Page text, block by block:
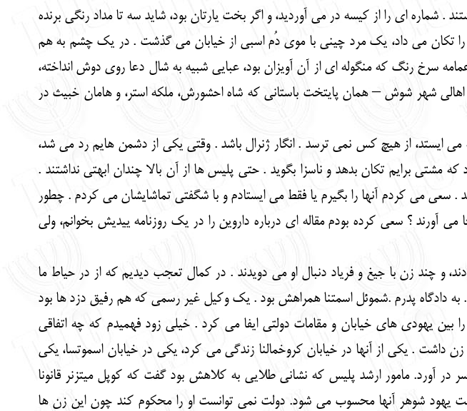
شماره ای را از کیسه در می آوردید، و اگر بخت یارتان بود، شاید سه تا مداد رنگی برنده
تکان می داد، یک مرد چینی با موی دُم اسبی از خیابان می گذشت . در یک چشم به هم
سرخ رنگ که منگوله ای از آن آویزان بود، عبایی شبیه به شال دعا روی دوش انداخته،
اهالی شهر شوش – همان پایتخت باستانی که شاه احشورش، ملکه استر، و هامان خبیث در
ایستد، از هیچ کس نمی ترسد . انگار ژنرال باشد . وقتی یکی از دشمن هایم رد می شد،
مشتی برایم تکان بدهد و ناسزا بگوید . حتی پلیس ها از آن بالا چندان ابهتی نداشتند .
. سعی می کردم آنها را بگیرم یا فقط می ایستادم و با شگفتی تماشایشان می کردم . چطور
آورند ؟ سعی کرده بودم مقاله ای درباره داروین را در یک روزنامه ییدیش بخوانم، ولی
و چند زن با جیغ و فریاد دنبال او می دویدند . در کمال تعجب دیدیم که از در حیاط ما
به دادگاه پدرم .شموئل اسمتنا همراهش بود . یک وکیل غیر رسمی که هم رفیق دزد ها بود
یهودی های خیابان و مقامات دولتی ایفا می کرد . خیلی زود فهمیدم که چه اتفاقی
داشت . یکی از آنها در خیابان کروخمالنا زندگی می کرد، یکی در خیابان اسموتسا، یکی
در آورد. مامور ارشد پلیس که نشانی طلایی به کلاهش بود گفت که کوپل میتزنر قانونا
یهود شوهر آنها محسوب می شود. دولت نمی توانست او را محکوم کند چون این زن ها